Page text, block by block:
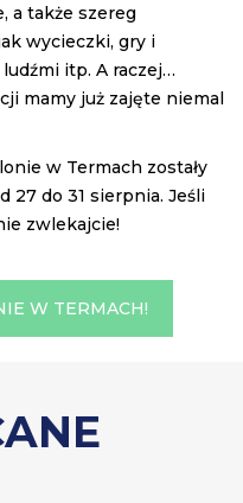
a także szereg
wycieczki, gry i
itp. A raczej…
mamy już zajęte niemal
w Termach zostały
27 do 31 sierpnia. Jeśli
zwlekajcie!
W TERMACH!